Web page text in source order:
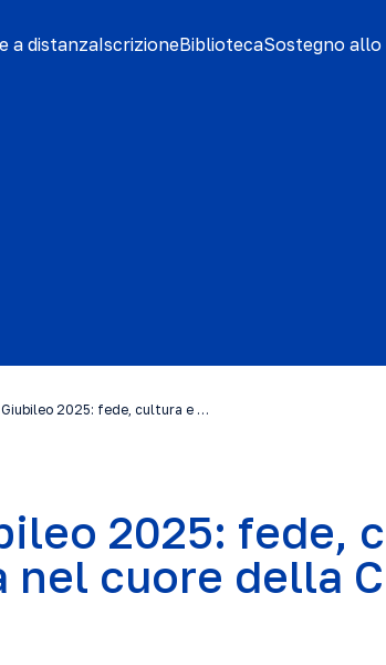
a distanzaIscrizioneBibliotecaSostegno allo
Giubileo 2025: fede, cultura e …
2025: fede,
nel cuore della